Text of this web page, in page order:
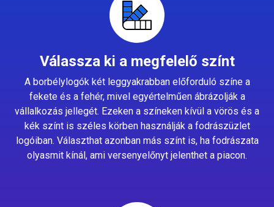
Válassza ki a megfelelő színt
A borbélylogók két leggyakrabban előforduló színe a
fekete és a fehér, mivel egyértelműen ábrázolják a
vállalkozás jellegét. Ezeken a színeken kívül a vörös és a
kék színt is széles körben használják a fodrászüzlet
logóiban. Választhat azonban más színt is, ha fodrászata
olyasmit kínál, ami versenyelőnyt jelenthet a piacon.